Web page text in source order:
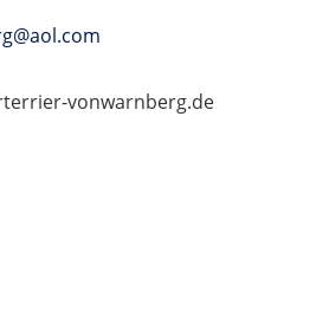
vonwarnberg.de